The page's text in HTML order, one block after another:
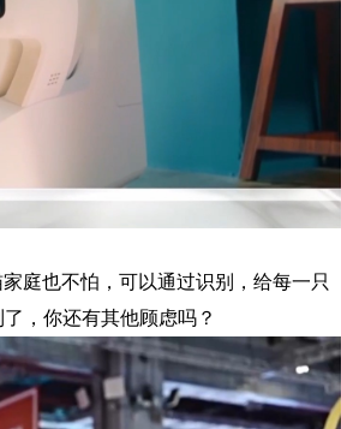
庭也不怕，可以通过识别，给每一只
，你还有其他顾虑吗？